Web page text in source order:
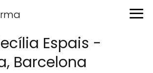
Espais -
Barcelona